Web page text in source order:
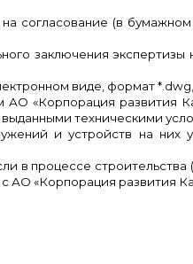
согласование (в
заключения
виде, формат *. dwg
АО «Корпорация развития
техническими
и устройств на них
в процессе строительства
АО «Корпорация развития